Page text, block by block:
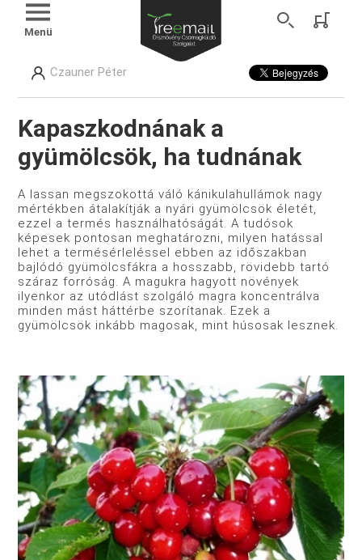
Menü
Czauner Péter
Kapaszkodnának a
gyümölcsök, ha tudnának
A lassan megszokottá váló kánikulahullámok nagy
mértékben átalakítják a nyári gyümölcsök életét,
ezzel a termés használhatóságát. A tudósok
képesek pontosan meghatározni, milyen hatással
lehet a termésérleléssel ebben az időszakban
bajlódó gyümölcsfákra a hosszabb, rövidebb tartó
száraz forróság. A magukra hagyott növények
ilyenkor az utódlást szolgáló magra koncentrálva
minden mást háttérbe szorítanak. Ezek a
gyümölcsök inkább magosak, mint húsosak lesznek.